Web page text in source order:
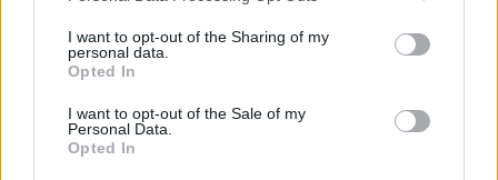
not limited to your visit or usage behaviour. You may click to
grant or deny consent to Google and its third-party tags to
use your data for below specified purposes in below Google
consent section.
I want to opt-out of the Sharing of my
personal data.
Opted In
I want to opt-out of the Sale of my
Personal Data.
Opted In
Ricevi le nostre ultime news